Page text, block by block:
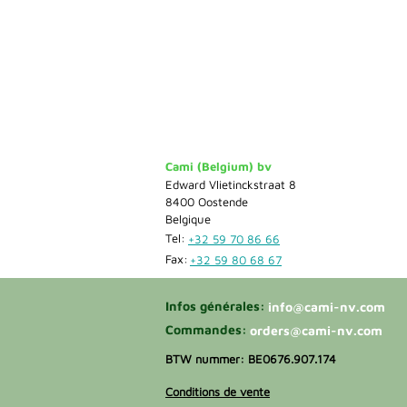
Cami (Belgium) bv
Edward Vlietinckstraat 8
8400 Oostende
Belgique
Tel: +32 59 70 86 66
Fax: +32 59 80 68 67
Infos générales: info@cami-nv.com
Commandes:orders@cami-nv.com
BTW nummer: BE0676.907.174
Conditions de vente